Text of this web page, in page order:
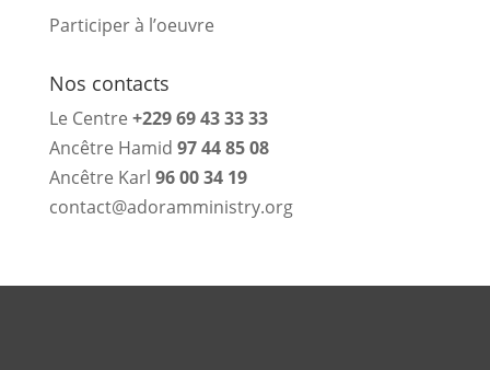
Participer à l’oeuvre
Nos contacts
Le Centre +229 69 43 33 33
Ancêtre Hamid 97 44 85 08
Ancêtre Karl 96 00 34 19
contact@adoramministry.org